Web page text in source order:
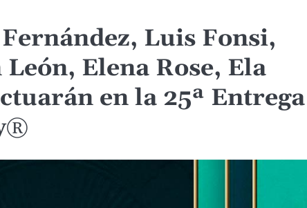
Luis Fonsi,
Elena Rose, Ela
en la 25ª Entrega